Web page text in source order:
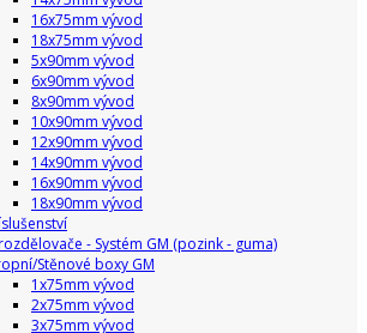
16x75mm vývod
18x75mm vývod
5x90mm vývod
6x90mm vývod
8x90mm vývod
10x90mm vývod
12x90mm vývod
14x90mm vývod
16x90mm vývod
18x90mm vývod
- Systém GM (pozink - guma)
Stěnové boxy GM
1x75mm vývod
2x75mm vývod
3x75mm vývod